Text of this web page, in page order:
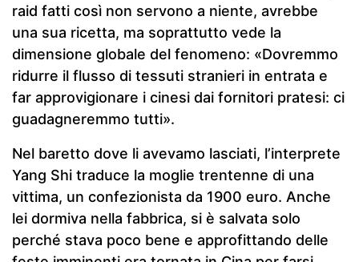
raid fatti così non servono a niente, avrebbe
una sua ricetta, ma soprattutto vede la
dimensione globale del fenomeno: «Dovremmo
ridurre il flusso di tessuti stranieri in entrata e
far approvigionare i cinesi dai fornitori pratesi: ci
guadagneremmo tutti».
Nel baretto dove li avevamo lasciati, l’interprete
Yang Shi traduce la moglie trentenne di una
vittima, un confezionista da 1900 euro. Anche
lei dormiva nella fabbrica, si è salvata solo
perché stava poco bene e approfittando delle